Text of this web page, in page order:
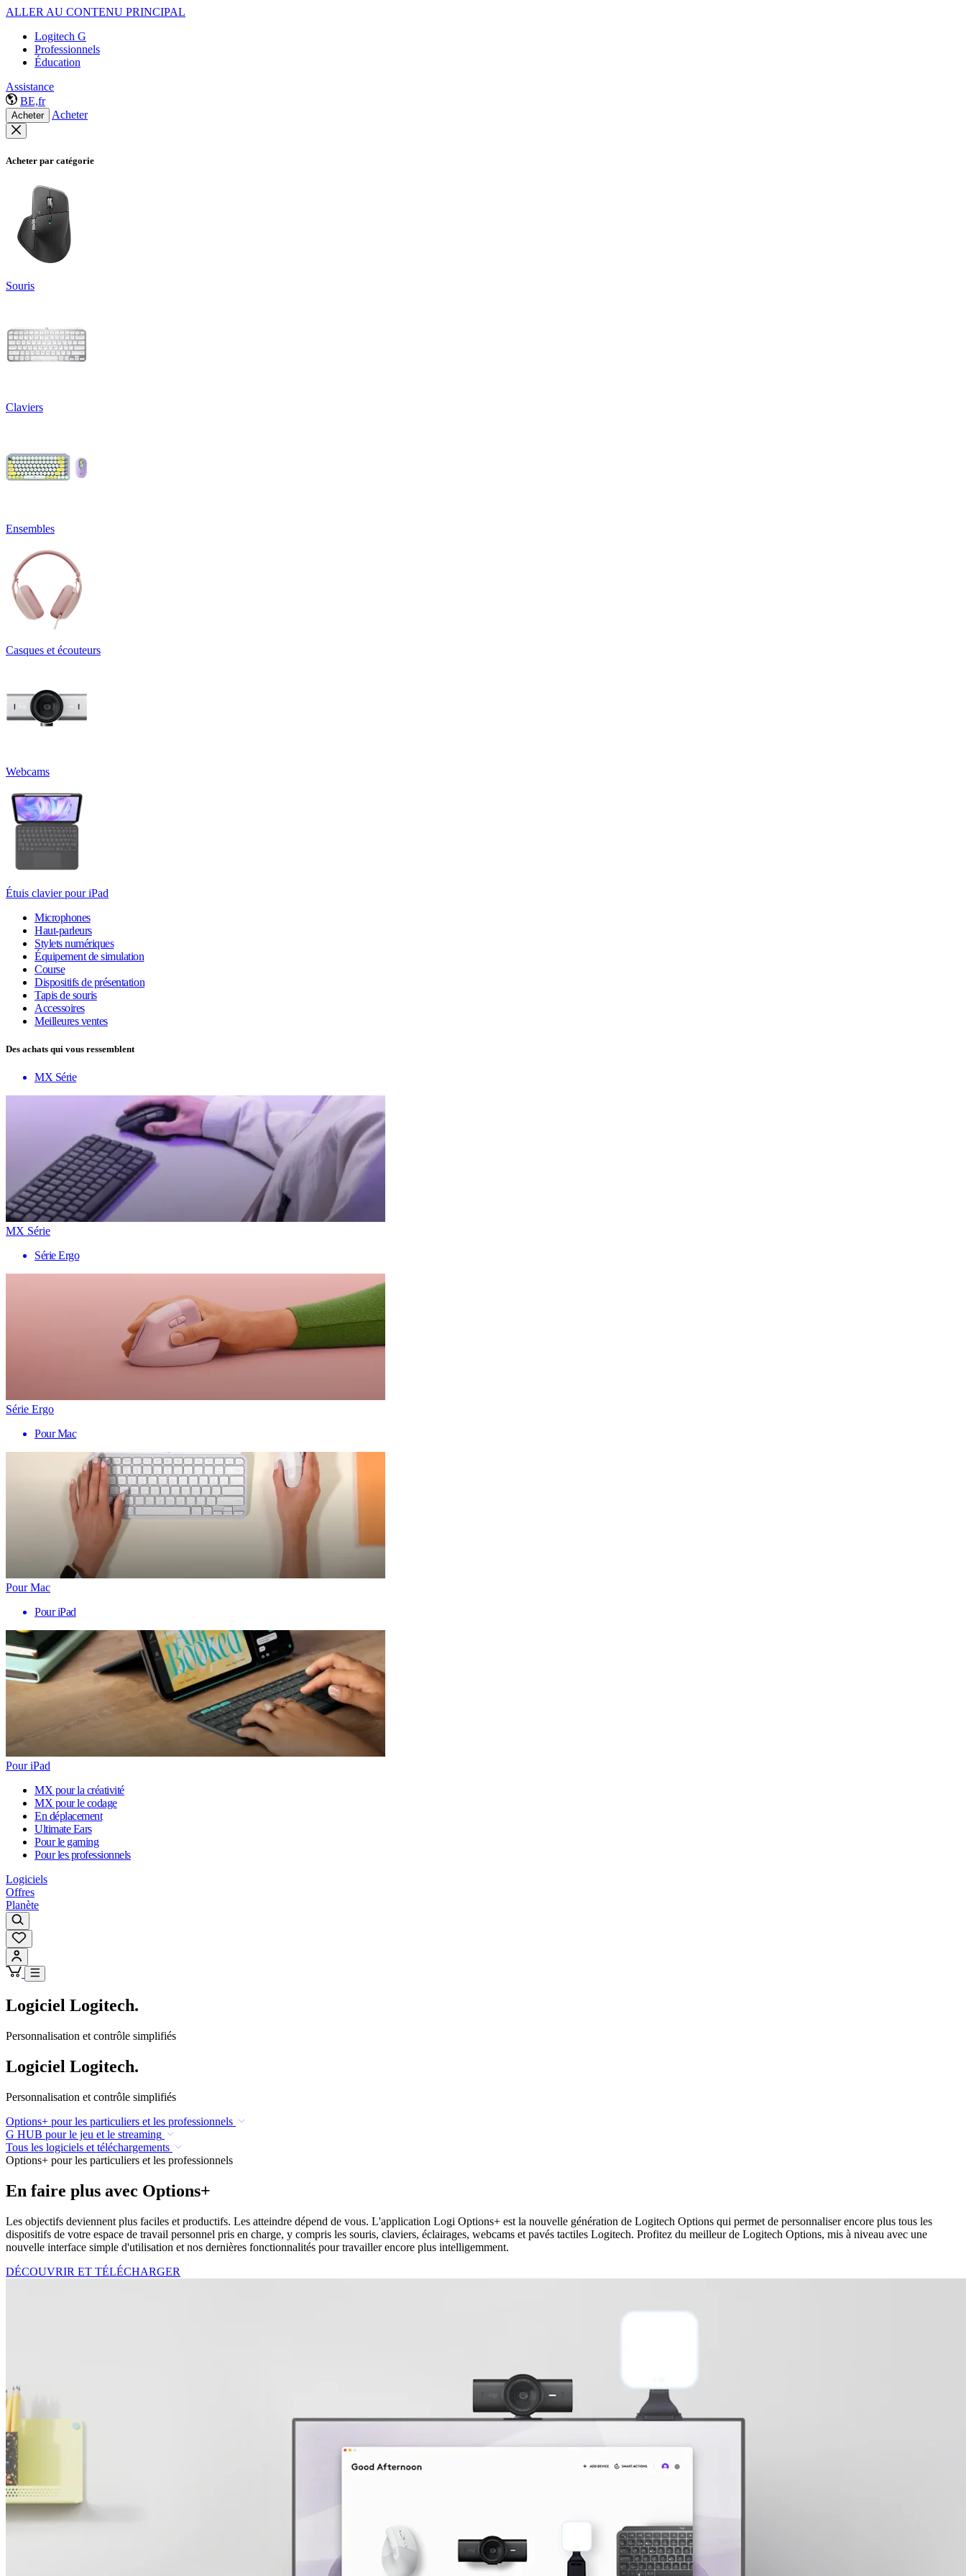
ALLER AU CONTENU PRINCIPAL
Logitech G
Professionnels
Éducation
Assistance
BE,fr
Acheter Acheter
Acheter par catégorie
Souris
Claviers
Ensembles
Casques et écouteurs
Webcams
Étuis clavier pour iPad
Microphones
Haut-parleurs
Stylets numériques
Équipement de simulation
Course
Dispositifs de présentation
Tapis de souris
Accessoires
Meilleures ventes
Des achats qui vous ressemblent
MX Série
MX Série
Série Ergo
Série Ergo
Pour Mac
Pour Mac
Pour iPad
Pour iPad
MX pour la créativité
MX pour le codage
En déplacement
Ultimate Ears
Pour le gaming
Pour les professionnels
Logiciels
Offres
Planète
Logiciel Logitech.
Personnalisation et contrôle simplifiés
Logiciel Logitech.
Personnalisation et contrôle simplifiés
Options+ pour les particuliers et les professionnels
G HUB pour le jeu et le streaming
Tous les logiciels et téléchargements
Options+ pour les particuliers et les professionnels
En faire plus avec Options+
Les objectifs deviennent plus faciles et productifs. Les atteindre dépend de vous. L'application Logi Options+ est la nouvelle génération de Logitech Options qui permet de personnaliser encore plus tous les
dispositifs de votre espace de travail personnel pris en charge, y compris les souris, claviers, éclairages, webcams et pavés tactiles Logitech. Profitez du meilleur de Logitech Options, mis à niveau avec une
nouvelle interface simple d'utilisation et nos dernières fonctionnalités pour travailler encore plus intelligemment.
DÉCOUVRIR ET TÉLÉCHARGER